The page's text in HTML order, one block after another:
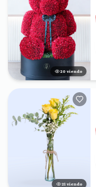
20 viendo
20 viendo